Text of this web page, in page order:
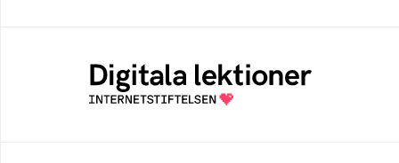
Öppen digital lärresurs med färdiga lektioner
för alla stadier i grundskolan